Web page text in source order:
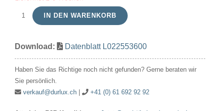
LED
DTW
380Lm
IN DEN WARENKORB
Download: Datenblatt L022553600
Haben Sie das Richtige noch nicht gefunden? Gerne beraten wir
Sie persönlich.
verkauf@durlux.ch| +41 (0) 61 692 92 92